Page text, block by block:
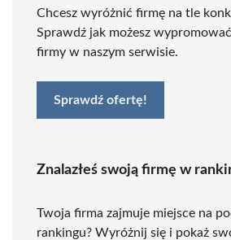
Chcesz wyróżnić firmę na tle
Sprawdź jak możesz
firmy w naszym serwisie.
Sprawdź ofertę!
Znalazłeś swoją firmę w
Twoja firma zajmuje miejsce na
rankingu? Wyróżnij się i pokaż